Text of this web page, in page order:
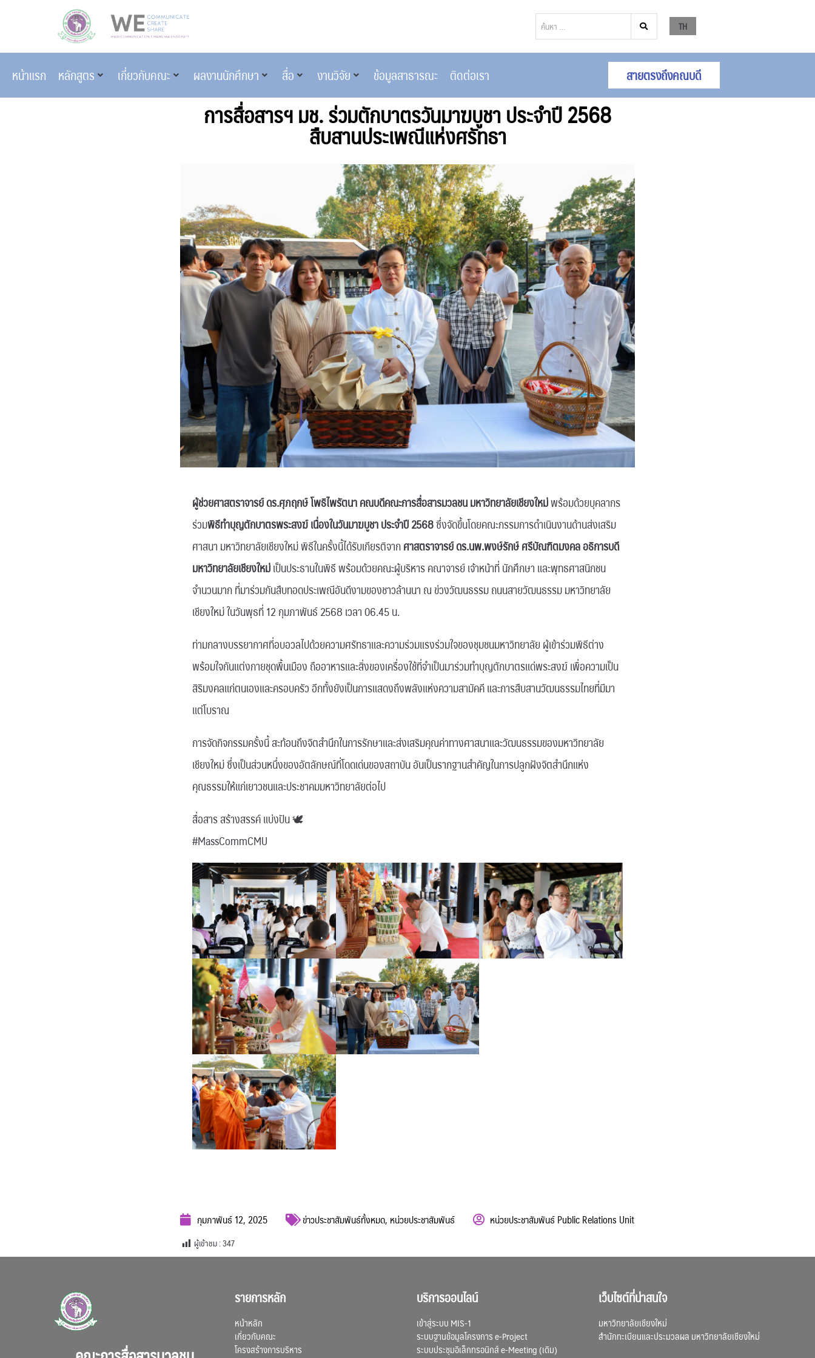
TH
หน้าแรก หลักสูตร เกี่ยวกับคณะ ผลงานนักศึกษา สื่อ งานวิจัย ข้อมูลสาธารณะ ติดต่อเรา สายตรงถึงคณบดี
การสื่อสารฯ มช. ร่วมตักบาตรวันมาฆบูชา ประจำปี 2568
สืบสานประเพณีแห่งศรัทธา
ผู้ช่วยศาสตราจารย์ ดร.ศุภฤกษ์ โพธิไพรัตนา คณบดีคณะการสื่อสารมวลชน มหาวิทยาลัยเชียงใหม่พร้อมด้วยบุคลากร
ร่วมพิธีทำบุญตักบาตรพระสงฆ์ เนื่องในวันมาฆบูชา ประจำปี 2568ซึ่งจัดขึ้นโดยคณะกรรมการดำเนินงานด้านส่งเสริม
ศาสนา มหาวิทยาลัยเชียงใหม่ พิธีในครั้งนี้ได้รับเกียรติจากศาสตราจารย์ ดร.นพ.พงษ์รักษ์ ศรีบัณฑิตมงคล อธิการบดี
มหาวิทยาลัยเชียงใหม่เป็นประธานในพิธี พร้อมด้วยคณะผู้บริหาร คณาจารย์ เจ้าหน้าที่ นักศึกษา และพุทธศาสนิกชน
จำนวนมาก ที่มาร่วมกันสืบทอดประเพณีอันดีงามของชาวล้านนา ณ ข่วงวัฒนธรรม ถนนสายวัฒนธรรม มหาวิทยาลัย
เชียงใหม่ ในวันพุธที่ 12 กุมภาพันธ์ 2568 เวลา 06.45 น.
ท่ามกลางบรรยากาศที่อบอวลไปด้วยความศรัทธาและความร่วมแรงร่วมใจของชุมชนมหาวิทยาลัย ผู้เข้าร่วมพิธีต่าง
พร้อมใจกันแต่งกายชุดพื้นเมือง ถืออาหารและสิ่งของเครื่องใช้ที่จำเป็นมาร่วมทำบุญตักบาตรแด่พระสงฆ์ เพื่อความเป็น
สิริมงคลแก่ตนเองและครอบครัว อีกทั้งยังเป็นการแสดงถึงพลังแห่งความสามัคคี และการสืบสานวัฒนธรรมไทยที่มีมา
แต่โบราณ
การจัดกิจกรรมครั้งนี้ สะท้อนถึงจิตสำนึกในการรักษาและส่งเสริมคุณค่าทางศาสนาและวัฒนธรรมของมหาวิทยาลัย
เชียงใหม่ ซึ่งเป็นส่วนหนึ่งของอัตลักษณ์ที่โดดเด่นของสถาบัน อันเป็นรากฐานสำคัญในการปลูกฝังจิตสำนึกแห่ง
คุณธรรมให้แก่เยาวชนและประชาคมมหาวิทยาลัยต่อไป
สื่อสาร สร้างสรรค์ แบ่งปัน 🕊
#MassCommCMU
กุมภาพันธ์ 12, 2025 ข่าวประชาสัมพันธ์ทั้งหมด, หน่วยประชาสัมพันธ์ หน่วยประชาสัมพันธ์ Public Relations Unit
ผู้เข้าชม :347
รายการหลัก
หน้าหลัก
เกี่ยวกับคณะ
โครงสร้างการบริหาร
บริการออนไลน์
เข้าสู่ระบบ MIS-1
ระบบฐานข้อมูลโครงการ e-Project
ระบบประชุมอิเล็กทรอนิกส์ e-Meeting (เดิม)
เว็บไซต์ที่น่าสนใจ
มหาวิทยาลัยเชียงใหม่
สำนักทะเบียนและประมวลผล มหาวิทยาลัยเชียงใหม่